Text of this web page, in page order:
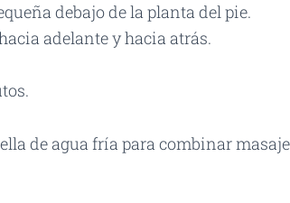
debajo de la planta del pie.
adelante y hacia atrás.
de agua fría para combinar